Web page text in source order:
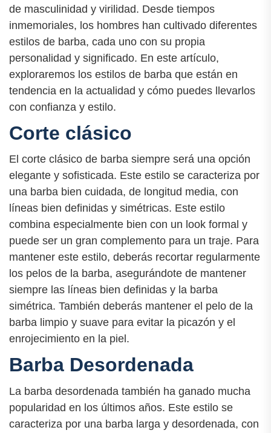
de masculinidad y virilidad. Desde tiempos
inmemoriales, los hombres han cultivado diferentes
estilos de barba, cada uno con su propia
personalidad y significado. En este artículo,
exploraremos los estilos de barba que están en
tendencia en la actualidad y cómo puedes llevarlos
con confianza y estilo.
Corte clásico
El corte clásico de barba siempre será una opción
elegante y sofisticada. Este estilo se caracteriza por
una barba bien cuidada, de longitud media, con
líneas bien definidas y simétricas. Este estilo
combina especialmente bien con un look formal y
puede ser un gran complemento para un traje. Para
mantener este estilo, deberás recortar regularmente
los pelos de la barba, asegurándote de mantener
siempre las líneas bien definidas y la barba
simétrica. También deberás mantener el pelo de la
barba limpio y suave para evitar la picazón y el
enrojecimiento en la piel.
Barba Desordenada
La barba desordenada también ha ganado mucha
popularidad en los últimos años. Este estilo se
caracteriza por una barba larga y desordenada, con